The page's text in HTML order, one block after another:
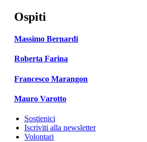
Ospiti
Massimo Bernardi
Roberta Farina
Francesco Marangon
Mauro Varotto
Sostienici
Iscriviti alla newsletter
Volontari